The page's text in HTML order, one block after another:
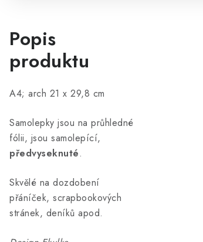
Popis
produktu
A4; arch 21 x 29,8 cm
Samolepky jsou na průhledné
fólii, jsou samolepící,
předvyseknuté.
Skvělé na dozdobení
přáníček, scrapbookových
stránek, deníků apod.